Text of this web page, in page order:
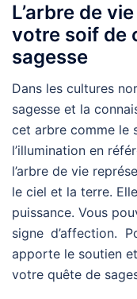
L’arbre de
votre soif de
sagesse
Dans les cultures
sagesse et la
cet arbre comme le
l’illumination en
l’arbre de vie
le ciel et la terre.
puissance. Vous
signe d’affection.
apporte le soutien
votre quête de